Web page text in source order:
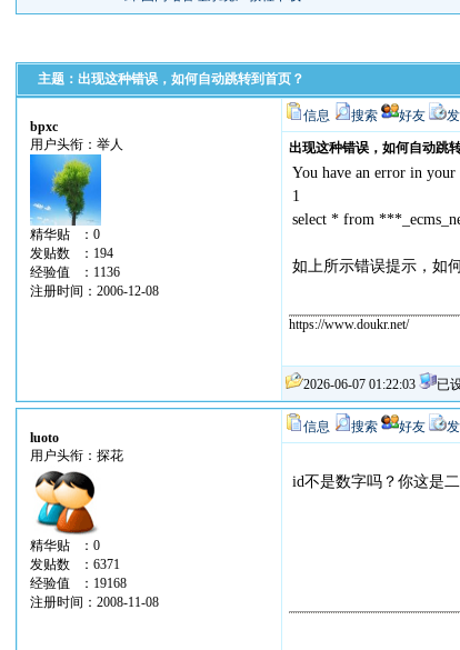
主题：出现这种错误，如何自动跳转到首页？
bpxc
用户头衔：举人
精华贴 ：0
发贴数 ：194
经验值 ：1136
注册时间：2006-12-08
信息 搜索 好友
出现这种错误，如何自动跳
You have an error in your
1
select * from
如上所示错误提示，如
https://www.doukr.net/
2026-06-07 01:22:03 已
luoto
用户头衔：探花
精华贴 ：0
发贴数 ：6371
经验值 ：19168
注册时间：2008-11-08
信息 搜索 好友
id不是数字吗？你这是